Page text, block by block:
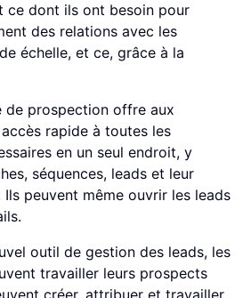
ce dont ils ont besoin pour
des relations avec les
échelle, et ce, grâce à la
de prospection offre aux
rapide à toutes les
en un seul endroit, y
séquences, leads et leur
peuvent même ouvrir les leads
outil de gestion des leads, les
travailler leurs prospects
créer, attribuer et travailler